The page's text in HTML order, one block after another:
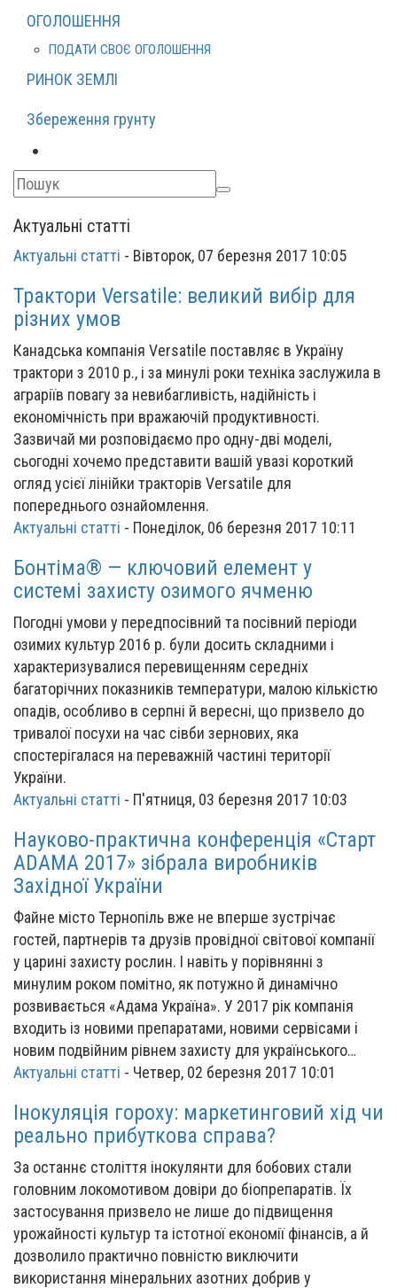
ОГОЛОШЕННЯ
ПОДАТИ СВОЄ ОГОЛОШЕННЯ
РИНОК ЗЕМЛІ
Збереження грунту
Актуальні статті
Актуальні статті - Вівторок, 07 березня 2017 10:05
Трактори Versatile: великий вибір для
різних умов
Канадська компанія Versatile поставляє в Україну
трактори з 2010 р., і за минулі роки техніка заслужила в
аграріїв повагу за невибагливість, надійність і
економічність при вражаючій продуктивності.
Зазвичай ми розповідаємо про одну-дві моделі,
сьогодні хочемо представити вашій увазі короткий
огляд усієї лінійки тракторів Versatile для
попереднього ознайомлення.
Актуальні статті - Понеділок, 06 березня 2017 10:11
Бонтіма® — ключовий елемент у
системі захисту озимого ячменю
Погодні умови у передпосівний та посівний періоди
озимих культур 2016 р. були досить складними і
характеризувалися перевищенням середніх
багаторічних показників температури, малою кількістю
опадів, особливо в серпні й вересні, що призвело до
тривалої посухи на час сівби зернових, яка
спостерігалася на переважній частині території
України.
Актуальні статті - П'ятниця, 03 березня 2017 10:03
Науково-практична конференція «Старт
ADAMA 2017» зібрала виробників
Західної України
Файне місто Тернопіль вже не вперше зустрічає
гостей, партнерів та друзів провідної світової компанії
у царині захисту рослин. І навіть у порівнянні з
минулим роком помітно, як потужно й динамічно
розвивається «Адама Україна». У 2017 рік компанія
входить із новими препаратами, новими сервісами і
новим подвійним рівнем захисту для українського…
Актуальні статті - Четвер, 02 березня 2017 10:01
Інокуляція гороху: маркетинговий хід чи
реально прибуткова справа?
За останнє століття інокулянти для бобових стали
головним локомотивом довіри до біопрепаратів. Їх
застосування призвело не лише до підвищення
урожайності культур та істотної економії фінансів, а й
дозволило практично повністю виключити
використання мінеральних азотних добрив у